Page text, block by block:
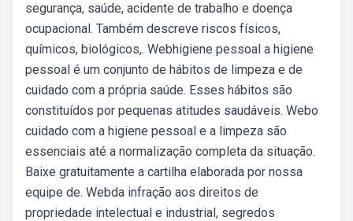
segurança, saúde, acidente de trabalho e doença
ocupacional. Também descreve riscos físicos,
químicos, biológicos,. Webhigiene pessoal a higiene
pessoal é um conjunto de hábitos de limpeza e de
cuidado com a própria saúde. Esses hábitos são
constituídos por pequenas atitudes saudáveis. Webo
cuidado com a higiene pessoal e a limpeza são
essenciais até a normalização completa da situação.
Baixe gratuitamente a cartilha elaborada por nossa
equipe de. Webda infração aos direitos de
propriedade intelectual e industrial, segredos